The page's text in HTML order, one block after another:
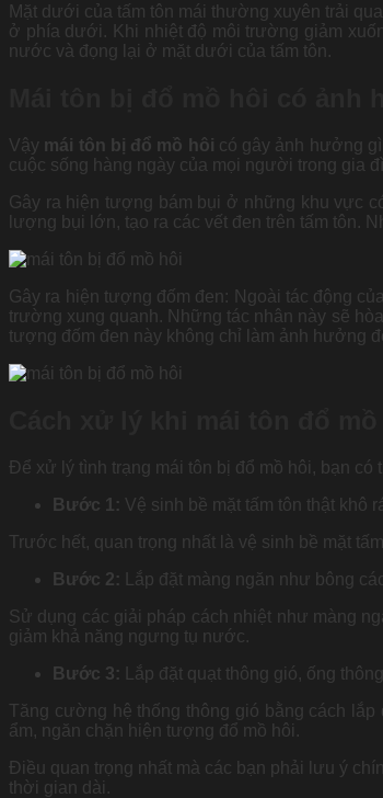
Mặt dưới của tấm tôn mái thường xuyên trải
ở phía dưới. Khi nhiệt độ môi trường giảm
nước và đọng lại ở mặt dưới của tấm tôn.
Vậy mái tôn bị đổ mồ hôi có gây ảnh hưởng
cuộc sống hàng ngày của mọi người trong gia
Gây ra hiện tượng bám bụi ở những khu vực
lượng bụi lớn, tạo ra các vết đen trên tấm tôn.
Gây ra hiện tượng đốm đen: Ngoài tác động
trường xung quanh. Những tác nhân này sẽ
tượng đốm đen này không chỉ làm ảnh hưởng
Để xử lý tình trạng mái tôn bị đổ mồ hôi, bạn có
Bước 1: Vệ sinh bề mặt tấm tôn thật khô
Trước hết, quan trọng nhất là vệ sinh bề mặt
Bước 2:
Lắp đặt màng ngăn như bông
Sử dụng các giải pháp cách nhiệt như màng
giảm khả năng ngưng tụ nước.
Bước 3:
Lắp đặt quạt thông gió, ống
Tăng cường hệ thống thông gió bằng cách
ẩm, ngăn chặn hiện tượng đổ mồ hôi.
Điều quan trọng nhất mà các bạn phải lưu ý
thời gian dài.